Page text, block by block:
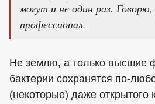
могут и не один раз.
профессионал.
Не землю, а только высшие
бактерии сохранятся по-
(некоторые) даже открытого